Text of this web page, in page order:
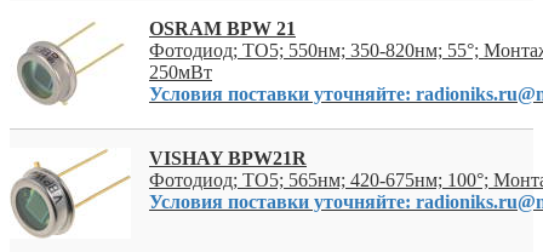
OSRAM BPW 21
Фотодиод; TO5; 550нм; 350-820нм; 55°;
250мВт
Условия поставки уточняйте:
VISHAY BPW21R
Фотодиод; TO5; 565нм; 420-675нм; 100°;
Условия поставки уточняйте: